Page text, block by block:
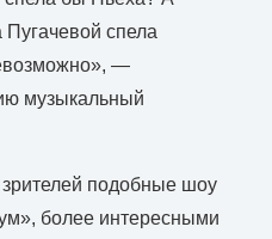
спела
—
музыкальный
подобные шоу
более интересными